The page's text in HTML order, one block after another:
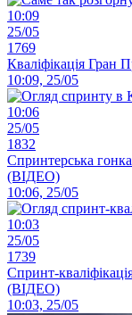
10:09
25/05
1769
Кваліфікація
10:09, 25/05
10:06
25/05
1832
Спринтерська
(ВІДЕО)
10:06, 25/05
10:03
25/05
1739
Спринт-
(ВІДЕО)
10:03, 25/05